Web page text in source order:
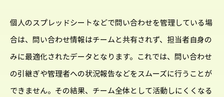
個人のスプレッドシートなどで問い合わせを管理している場
合は、問い合わせ情報はチームと共有されず、担当者自身の
みに最適化されたデータとなります。これでは、問い合わせ
の引継ぎや管理者への状況報告などをスムーズに行うことが
できません。その結果、チーム全体として活動しにくくなる